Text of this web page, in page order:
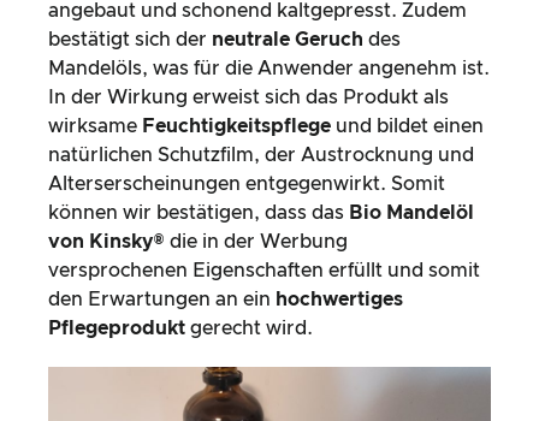
angebaut und schonend kaltgepresst. Zudem
bestätigt sich der neutrale Geruch des
Mandelöls, was für die Anwender angenehm ist.
In der Wirkung erweist sich das Produkt als
wirksame Feuchtigkeitspflege und bildet einen
natürlichen Schutzfilm, der Austrocknung und
Alterserscheinungen entgegenwirkt. Somit
können wir bestätigen, dass das Bio Mandelöl
von Kinsky® die in der Werbung
versprochenen Eigenschaften erfüllt und somit
den Erwartungen an ein hochwertiges
Pflegeprodukt gerecht wird.